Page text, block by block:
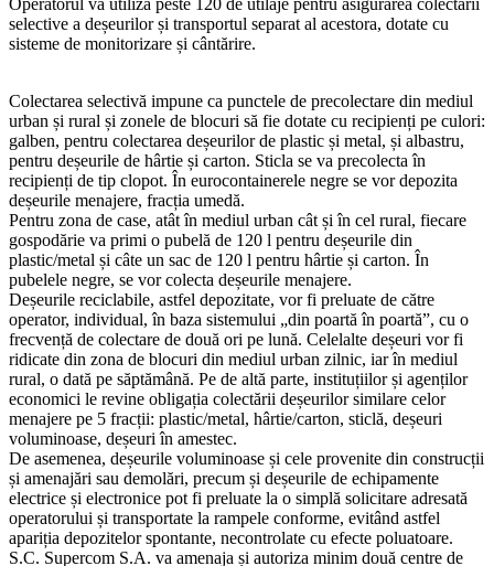
selective a deșeurilor și transportul separat al acestora, dotate cu
sisteme de monitorizare și cântărire.
Colectarea selectivă impune ca punctele de precolectare din mediul
urban și rural și zonele de blocuri să fie dotate cu recipienți pe culori:
galben, pentru colectarea deșeurilor de plastic și metal, și albastru,
pentru deșeurile de hârtie și carton. Sticla se va precolecta în
recipienți de tip clopot. În eurocontainerele negre se vor depozita
deșeurile menajere, fracția umedă.
Pentru zona de case, atât în mediul urban cât și în cel rural, fiecare
gospodărie va primi o pubelă de 120 l pentru deșeurile din
plastic/metal și câte un sac de 120 l pentru hârtie și carton. În
pubelele negre, se vor colecta deșeurile menajere.
Deșeurile reciclabile, astfel depozitate, vor fi preluate de către
operator, individual, în baza sistemului „din poartă în poartă”, cu o
frecvență de colectare de două ori pe lună. Celelalte deșeuri vor fi
ridicate din zona de blocuri din mediul urban zilnic, iar în mediul
rural, o dată pe săptămână. Pe de altă parte, instituțiilor și agenților
economici le revine obligația colectării deșeurilor similare celor
menajere pe 5 fracții: plastic/metal, hârtie/carton, sticlă, deșeuri
voluminoase, deșeuri în amestec.
De asemenea, deșeurile voluminoase și cele provenite din construcții
și amenajări sau demolări, precum și deșeurile de echipamente
electrice și electronice pot fi preluate la o simplă solicitare adresată
operatorului și transportate la rampele conforme, evitând astfel
apariția depozitelor spontante, necontrolate cu efecte poluatoare.
S.C. Supercom S.A. va amenaja și autoriza minim două centre de